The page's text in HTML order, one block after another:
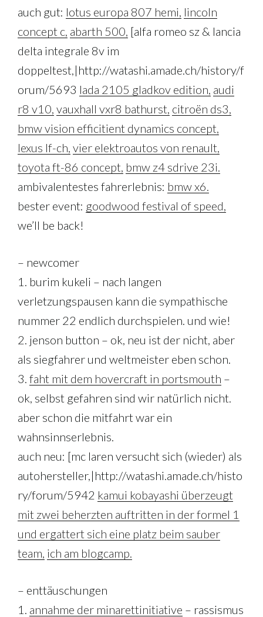
auch gut: lotus europa 807 hemi, lincoln
concept c, abarth 500, [alfa romeo sz & lancia
delta integrale 8v im
doppeltest,|http://watashi.amade.ch/history/f
orum/5693 lada 2105 gladkov edition, audi
r8 v10, vauxhall vxr8 bathurst, citroën ds3,
bmw vision efficitient dynamics concept,
lexus lf-ch, vier elektroautos von renault,
toyota ft-86 concept, bmw z4 sdrive 23i.
ambivalentestes fahrerlebnis: bmw x6.
bester event: goodwood festival of speed,
we’ll be back!
– newcomer
1. burim kukeli – nach langen
verletzungspausen kann die sympathische
nummer 22 endlich durchspielen. und wie!
2. jenson button – ok, neu ist der nicht, aber
als siegfahrer und weltmeister eben schon.
3. faht mit dem hovercraft in portsmouth –
ok, selbst gefahren sind wir natürlich nicht.
aber schon die mitfahrt war ein
wahnsinnserlebnis.
auch neu: [mc laren versucht sich (wieder) als
autohersteller,|http://watashi.amade.ch/histo
ry/forum/5942 kamui kobayashi überzeugt
mit zwei beherzten auftritten in der formel 1
und ergattert sich eine platz beim sauber
team, ich am blogcamp.
– enttäuschungen
1. annahme der minarettinitiative – rassismus